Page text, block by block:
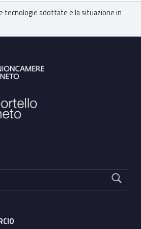
tecnologie adottate e la situazione in